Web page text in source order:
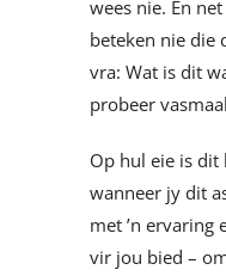
wees nie. En
beteken nie die
vra: Wat is dit
probeer
Op hul eie is dit
wanneer jy dit
met ’n ervaring
vir jou bied –